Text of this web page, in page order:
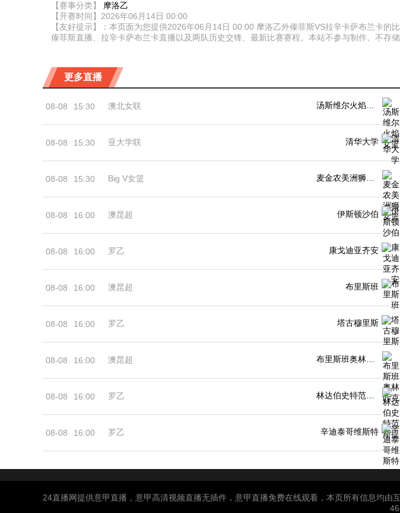
【赛事分类】 摩洛乙
【开赛时间】2026年06月14日 00:00
【友好提示】：本页面为您提供2026年06月14日 00:00 摩洛乙外傣菲斯VS拉辛卡萨布兰卡
傣菲斯直播、拉辛卡萨布兰卡直播以及两队历史交锋、最新比赛赛程。本站不参与制作、不存
更多直播
08-08 15:30 澳北女联
汤斯维尔火焰女
08-08 15:30 亚大学联 清华大学
08-08 15:30 Big V女篮
麦金农美洲狮女
08-08 16:00 澳昆超 伊斯顿沙伯
08-08 16:00 罗乙 康戈迪亚齐安
08-08 16:00 澳昆超 布里斯班
08-08 16:00 罗乙 塔古穆里斯
08-08 16:00 澳昆超
布里斯班奥林匹
08-08 16:00 罗乙
林达伯史特范斯
08-08 16:00 罗乙 辛迪泰哥维斯特
24直播网提供意甲直播，意甲高清视频直播无插件，意甲直播免费在线观看，本页所有信息均